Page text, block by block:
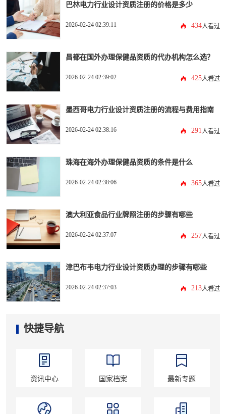
巴林电力行业设计资质注册的价格是多少
2026-02-24 02:39:11 434人看过
昌都在国外办理保健品资质的代办机构怎么选？
2026-02-24 02:39:02 425人看过
墨西哥电力行业设计资质注册的流程与费用指南
2026-02-24 02:38:16 291人看过
珠海在海外办理保健品资质的条件是什么
2026-02-24 02:38:06 365人看过
澳大利亚食品行业牌照注册的步骤有哪些
2026-02-24 02:37:07 257人看过
津巴布韦电力行业设计资质办理的步骤有哪些
2026-02-24 02:37:03 213人看过
快捷导航
资讯中心 国家档案 最新专题